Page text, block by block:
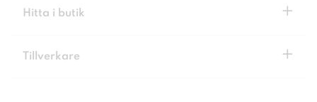
Hitta i butik +
Tillverkare +